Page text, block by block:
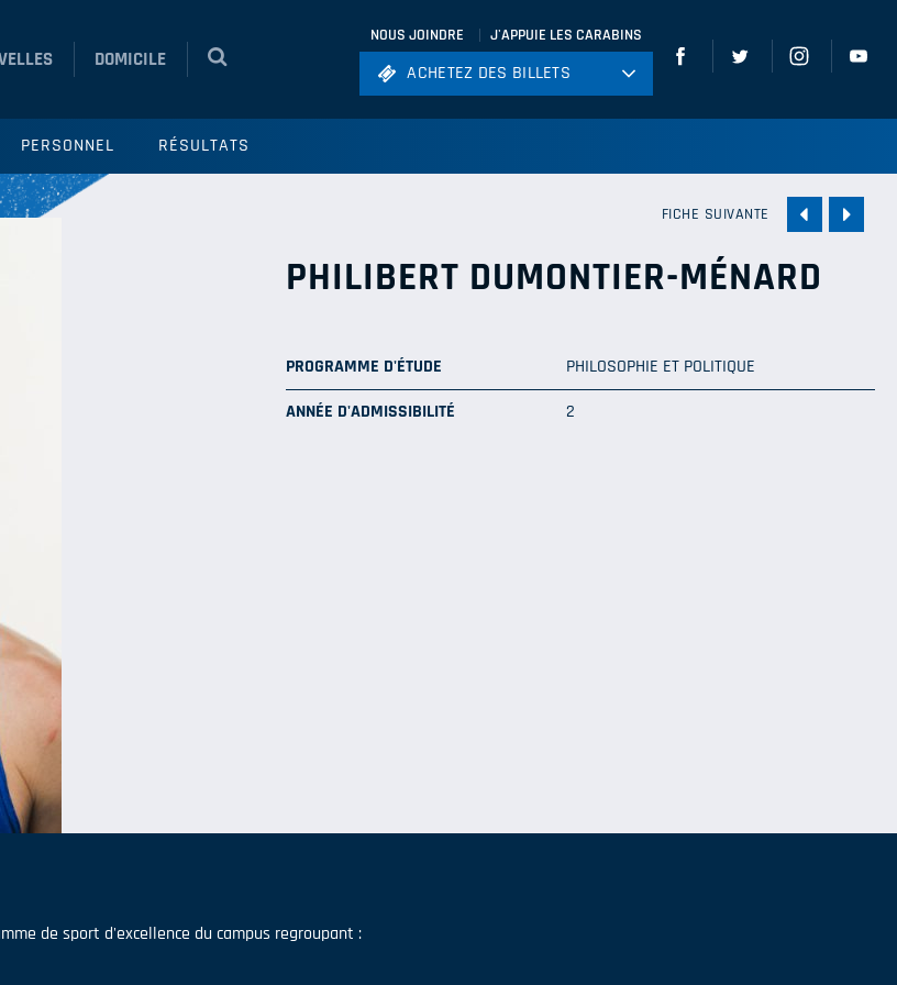
DOMICILE
NOUS JOINDRE J'APPUIE LES CARABINS
ACHETEZ DES BILLETS
Volleyball
ACHETEZ DES BILLETS
PERSONNEL RÉSULTATS
FICHE SUIVANTE
PHILIBERT DUMONTIER-MÉNARD
PROGRAMME D'ÉTUDE
PHILOSOPHIE ET POLITIQUE
ANNÉE D'ADMISSIBILITÉ
2
de sport d'excellence du campus regroupant :